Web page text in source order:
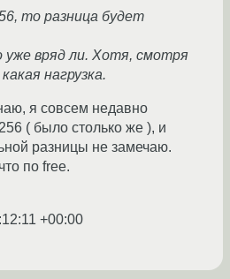
то разница будет
уже вряд ли. Хотя, смотря
нагрузка.
я совсем недавно
( было столько же ), и
разницы не замечаю.
по free.
+00:00